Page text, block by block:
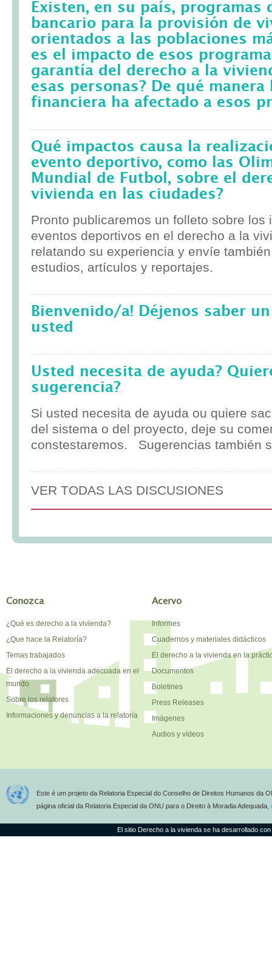
Existen, en su país, programas
bancario para la provisión de
orientados a las poblaciones
es el impacto de esos
garantía del derecho a la
esas personas? De qué
financiera ha afectado a esos
Qué impactos causa la
evento deportivo, como las
Mundial de Futbol, sobre el
vivienda en las ciudades?
Pronto publicaremos un folleto sobre los
eventos deportivos en el derecho a la
relatando su experiencia y envíe
estudios, artículos y reportajes.
Bienvenido/a! Déjenos saber
usted
Usted necesita de ayuda?
sugerencia?
Si usted necesita de ayuda ou quiere
del sistema o del proyecto, deje su
constestaremos. Sugerencias también
VER TODAS LAS DISCUSIONES
Conozca
¿Qué es derecho a la vivienda?
¿Que hace la Relatoría?
Temas trabajados
El derecho a la vivienda adecuada en el
mundo
Sobre los relatores
Informaciones y denuncias a la relatoría
Acervo
Informes
Cuadernos y materiales didácticos
El derecho a la vivienda en la
Documentos
Boletines
Press Releases
Imágenes
Audios y vídeos
Este é um projeto da Relatoria Especial do Conselho de Direitos Humanos da
página oficial da Relatoria Especial da ONU para o Direito à Moradia Adequada,
El sitio Derecho a la vivienda se ha desarrollado